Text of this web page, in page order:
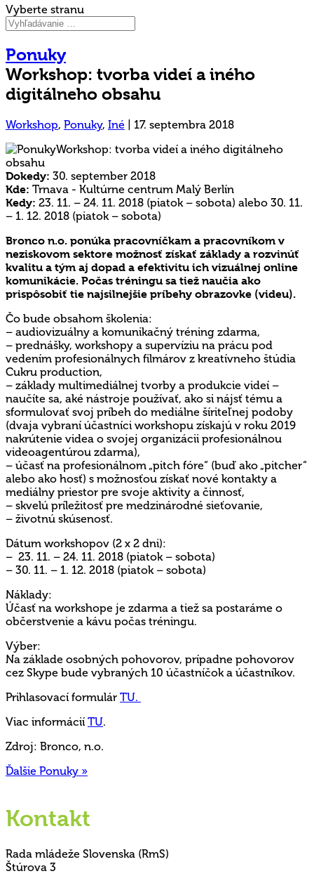
Vyberte stranu
Ponuky
Workshop: tvorba videí a iného
digitálneho obsahu
Workshop, Ponuky, Iné 17. septembra 2018
Dokedy: 30. september 2018
Kde: Trnava - Kultúrne centrum Malý Berlín
Kedy: 23. 11. – 24. 11. 2018 (piatok – sobota) alebo 30. 11.
– 1. 12. 2018 (piatok – sobota)
Bronco n.o. ponúka pracovníčkam a pracovníkom v
neziskovom sektore možnosť získať základy a rozvinúť
kvalitu a tým aj dopad a efektivitu ich vizuálnej online
komunikácie. Počas tréningu sa tiež naučia ako
prispôsobiť tie najsilnejšie príbehy obrazovke (videu).
Čo bude obsahom školenia:
– audiovizuálny a komunikačný tréning zdarma,
– prednášky, workshopy a supervíziu na prácu pod
vedením profesionálnych filmárov z kreatívneho štúdia
Cukru production,
– základy multimediálnej tvorby a produkcie videí –
naučíte sa, aké nástroje používať, ako si nájsť tému a
sformulovať svoj príbeh do mediálne šíriteľnej podoby
(dvaja vybraní účastníci workshopu získajú v roku 2019
nakrútenie videa o svojej organizácii profesionálnou
videoagentúrou zdarma),
– účasť na profesionálnom „pitch fóre“ (buď ako „pitcher“
alebo ako hosť) s možnosťou získať nové kontakty a
mediálny priestor pre svoje aktivity a činnosť,
– skvelú príležitosť pre medzinárodné sieťovanie,
– životnú skúsenosť.
Dátum workshopov (2 x 2 dni):
– 23. 11. – 24. 11. 2018 (piatok – sobota)
– 30. 11. – 1. 12. 2018 (piatok – sobota)
Náklady:
Účasť na workshope je zdarma a tiež sa postaráme o
občerstvenie a kávu počas tréningu.
Výber:
Na základe osobných pohovorov, prípadne pohovorov
cez Skype bude vybraných 10 účastníčok a účastníkov.
Prihlasovací formulár TU.
Viac informácií TU.
Zdroj: Bronco, n.o.
Ďalšie Ponuky »
Kontakt
Rada mládeže Slovenska (RmS)
Štúrova 3